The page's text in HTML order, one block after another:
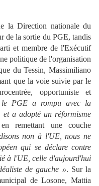
la Direction nationale du
de la sortie du PGE, tandis
et membre de l'Exécutif
politique de l'organisation
du Tessin, Massimiliano
que la voie suivie par le
opportuniste et
PGE a rompu avec la
a adopté un réformisme
remettant une couche
non à l'UE, nous ne
qui se déclare contre
à l'UE, celle d'aujourd'hui
de gauche ». Sur la
de Losone, Mattia